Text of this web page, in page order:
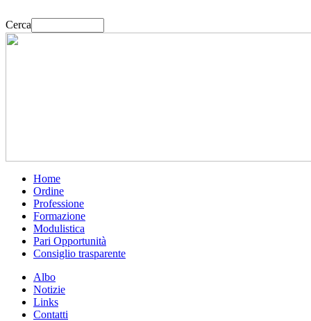
Cerca
Home
Ordine
Professione
Formazione
Modulistica
Pari Opportunità
Consiglio trasparente
Albo
Notizie
Links
Contatti